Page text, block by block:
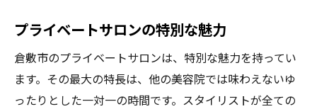
プライベートサロンの特別な魅力
倉敷市のプライベートサロンは、特別な魅力を持ってい
ます。その最大の特長は、他の美容院では味わえないゆ
ったりとした一対一の時間です。スタイリストが全ての